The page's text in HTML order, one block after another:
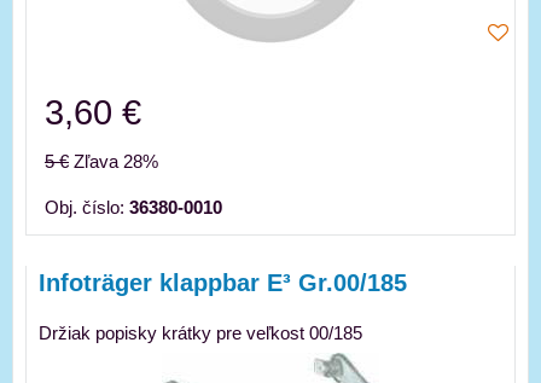
3,60 €
5 € Zľava 28%
Obj. číslo: 36380-0010
Infoträger klappbar E³ Gr.00/185
Držiak popisky krátky pre veľkost 00/185